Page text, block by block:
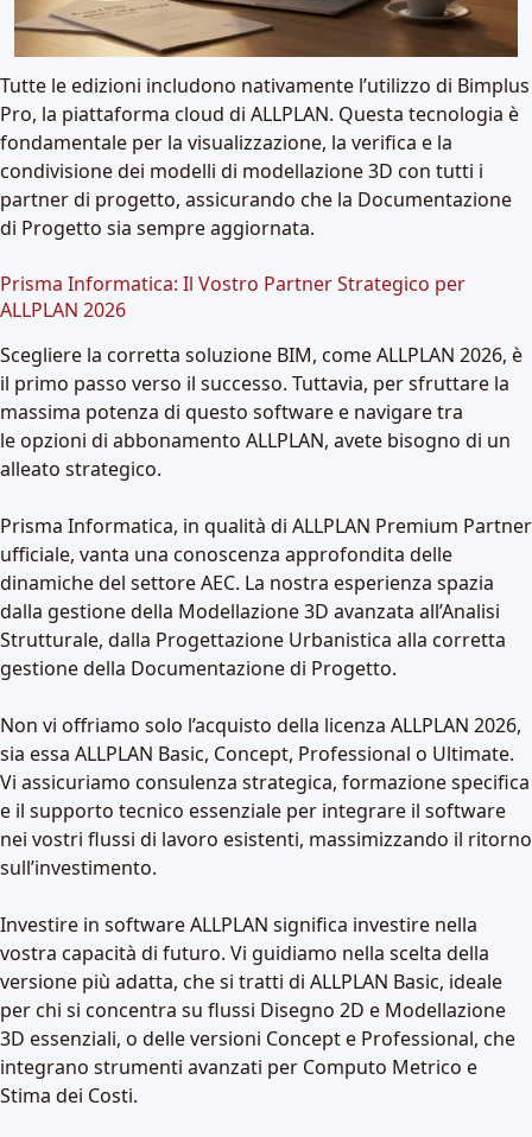
Tutte le edizioni includono nativamente l’utilizzo di Bimplus
Pro, la piattaforma cloud di ALLPLAN. Questa tecnologia è
fondamentale per la visualizzazione, la verifica e la
condivisione dei modelli di modellazione 3D con tutti i
partner di progetto, assicurando che la Documentazione
di Progetto sia sempre aggiornata.
Prisma Informatica: Il Vostro Partner Strategico per
ALLPLAN 2026
Scegliere la corretta soluzione BIM, come ALLPLAN 2026, è
il primo passo verso il successo. Tuttavia, per sfruttare la
massima potenza di questo software e navigare tra
leopzioni di abbonamento ALLPLAN, avete bisogno di un
alleato strategico.
Prisma Informatica, in qualità di ALLPLAN Premium Partner
ufficiale, vanta una conoscenza approfondita delle
dinamiche del settore AEC. La nostra esperienza spazia
dalla gestione della Modellazione 3D avanzata all’Analisi
Strutturale, dalla Progettazione Urbanistica alla corretta
gestione della Documentazione di Progetto.
Non vi offriamo solo l’acquisto della licenza ALLPLAN 2026,
sia essa ALLPLAN Basic, Concept, Professional o Ultimate.
Vi assicuriamo consulenza strategica, formazione specifica
e il supporto tecnico essenziale per integrare il software
nei vostri flussi di lavoro esistenti, massimizzando il ritorno
sull’investimento.
Investire in software ALLPLAN significa investire nella
vostra capacità di futuro. Vi guidiamo nella scelta della
versione più adatta, che si tratti di ALLPLAN Basic, ideale
per chi si concentra su flussi Disegno 2D e Modellazione
3D essenziali, o delle versioni Concept e Professional, che
integrano strumenti avanzati per Computo Metrico e
Stima dei Costi.